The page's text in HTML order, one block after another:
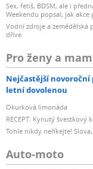
Sex, fetiš, BDSM, ale i
Weekendu popsal, jak akce
Vodní zdroje a zemědělská
dříve
Pro ženy a
Nejčastější novoroční
letní dovolenou
Okurková limonáda
RECEPT: Kynutý
Tohle nikdy neříkejte!
Auto-moto